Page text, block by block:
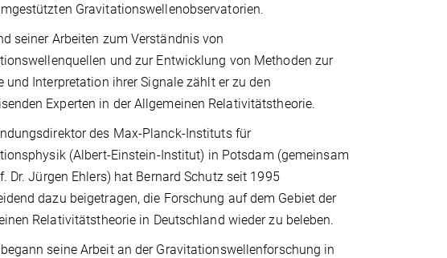
Gravitationswellenobservatorien.
seiner Arbeiten zum Verständnis von
und zur Entwicklung von Methoden zur
und Interpretation ihrer Signale zählt er zu den
Experten in der Allgemeinen Relativitätstheorie.
des Max-Planck-Instituts für
(Albert-Einstein-Institut) in Potsdam (gemeinsam
Dr. Jürgen Ehlers) hat Bernard Schutz seit 1995
dazu beigetragen, die Forschung auf dem Gebiet der
Relativitätstheorie in Deutschland wieder zu beleben.
seine Arbeit an der Gravitationswellenforschung in